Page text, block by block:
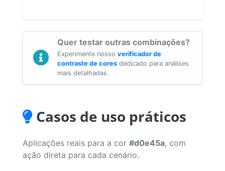
Quer testar outras combinações?
Experimente nosso verificador de
contraste de cores dedicado para análises
mais detalhadas.
Casos de uso práticos
Aplicações reais para a cor #d0e45a, com
ação direta para cada cenário.